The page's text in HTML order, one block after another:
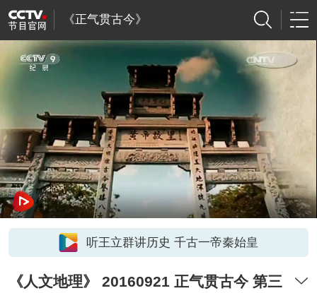
《正气贯古今》
听王立群讲历史 千古一帝秦始皇
《人文地理》 20160921 正气贯古今 第三